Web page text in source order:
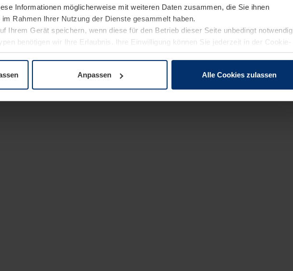
Informationen möglicherweise mit weiteren Daten zusammen, die Sie ihnen
Rahmen Ihrer Nutzung der Dienste gesammelt haben.
Ihrem Gerät speichern, wenn diese für den Betrieb dieser Seite unbedingt notwendig
benötigen wir Ihre Erlaubnis. Ihre Einwilligung können Sie jederzeit in der Cookie-
unserer Website ändern oder widerrufen.
Anpassen Alle Cookies zulassen